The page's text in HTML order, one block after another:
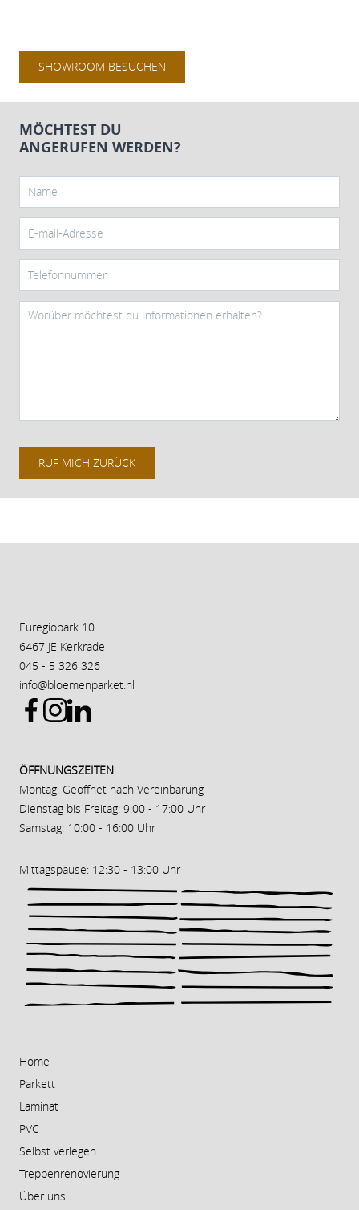
SHOWROOM BESUCHEN
MÖCHTEST DU
ANGERUFEN WERDEN?
RUF MICH ZURÜCK
Euregiopark 10
6467 JE Kerkrade
045 - 5 326 326
info@bloemenparket.nl
ÖFFNUNGSZEITEN
Montag: Geöffnet nach Vereinbarung
Dienstag bis Freitag: 9:00 - 17:00 Uhr
Samstag: 10:00 - 16:00 Uhr
Mittagspause: 12:30 - 13:00 Uhr
Home
Parkett
Laminat
PVC
Selbst verlegen
Treppenrenovierung
Über uns